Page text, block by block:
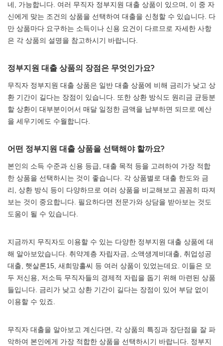
네, 가능합니다. 여러 무직자 정부지원 대출 상품이 있으며, 이 중 자
신에게 맞는 조건의 상품을 선택하여 대출을 신청할 수 있습니다. 다
만 상품마다 요구하는 소득이나 신용 요건이 다르므로 자세한 사항
은 각 상품의 설명을 참고하시기 바랍니다.
정부지원 대출 상품의 장점은 무엇인가요?
무직자 정부지원 대출 상품은 일반 대출 상품에 비해 금리가 낮고 상
환 기간이 길다는 장점이 있습니다. 또한 상환 방식도 원리금 균등분
할 상환이 대부분이어서 매달 일정한 금액을 납부하면 되므로 예산
을 세우기에도 수월합니다.
어떤 정부지원 대출 상품을 선택해야 할까요?
본인의 소득 수준과 신용 등급, 대출 목적 등을 고려하여 가장 적합
한 상품을 선택하시는 것이 좋습니다. 각 상품별로 대출 한도와 금
리, 상환 방식 등이 다양하므로 여러 상품을 비교해보고 꼼꼼히 따져
보는 것이 중요합니다. 필요하다면 전문가와 상담을 받아보는 것도
도움이 될 수 있습니다.
지금까지 무직자도 이용할 수 있는 다양한 정부지원 대출 상품에 대
해 알아보았습니다. 취약계층 자립자금, 소액생계비대출, 취업성공
대출, 햇살론15, 새희망홀씨 등 여러 상품이 있었는데요. 이들은 모
두 저신용, 저소득 무직자들의 경제적 자립을 돕기 위해 마련된 상품
들입니다. 금리가 낮고 상환 기간이 길다는 장점이 있어 부담 없이
이용할 수 있죠.
무직자 대출을 알아보고 계신다면, 각 상품의 특징과 장단점을 잘 파
악하여 본인에게 가장 적합한 상품을 선택하시기 바랍니다. 정부지